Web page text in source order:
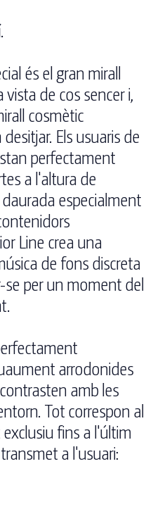
és el gran mirall
de cos sencer i,
cosmètic
Els usuaris de
perfectament
a l'altura de
especialment
Line crea una
de fons discreta
per un moment del
arrodonides
amb les
Tot correspon al
fins a l'últim
a l'usuari: